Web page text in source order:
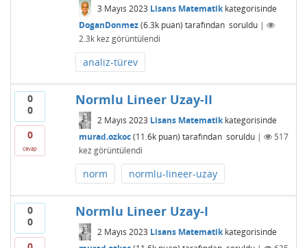
3 Mayıs 2023 Lisans Matematikkategorisinde
DoganDonmez (6.3kpuan) tarafından soruldu |
2.3kkez görüntülendi
analiz-türev
0
0
0
cevap
Normlu Lineer Uzay-II
2 Mayıs 2023 Lisans Matematikkategorisinde
murad.ozkoc (11.6kpuan) tarafından soruldu |
517
kez görüntülendi
norm normlu-lineer-uzay
0
0
Normlu Lineer Uzay-I
2 Mayıs 2023 Lisans Matematikkategorisinde